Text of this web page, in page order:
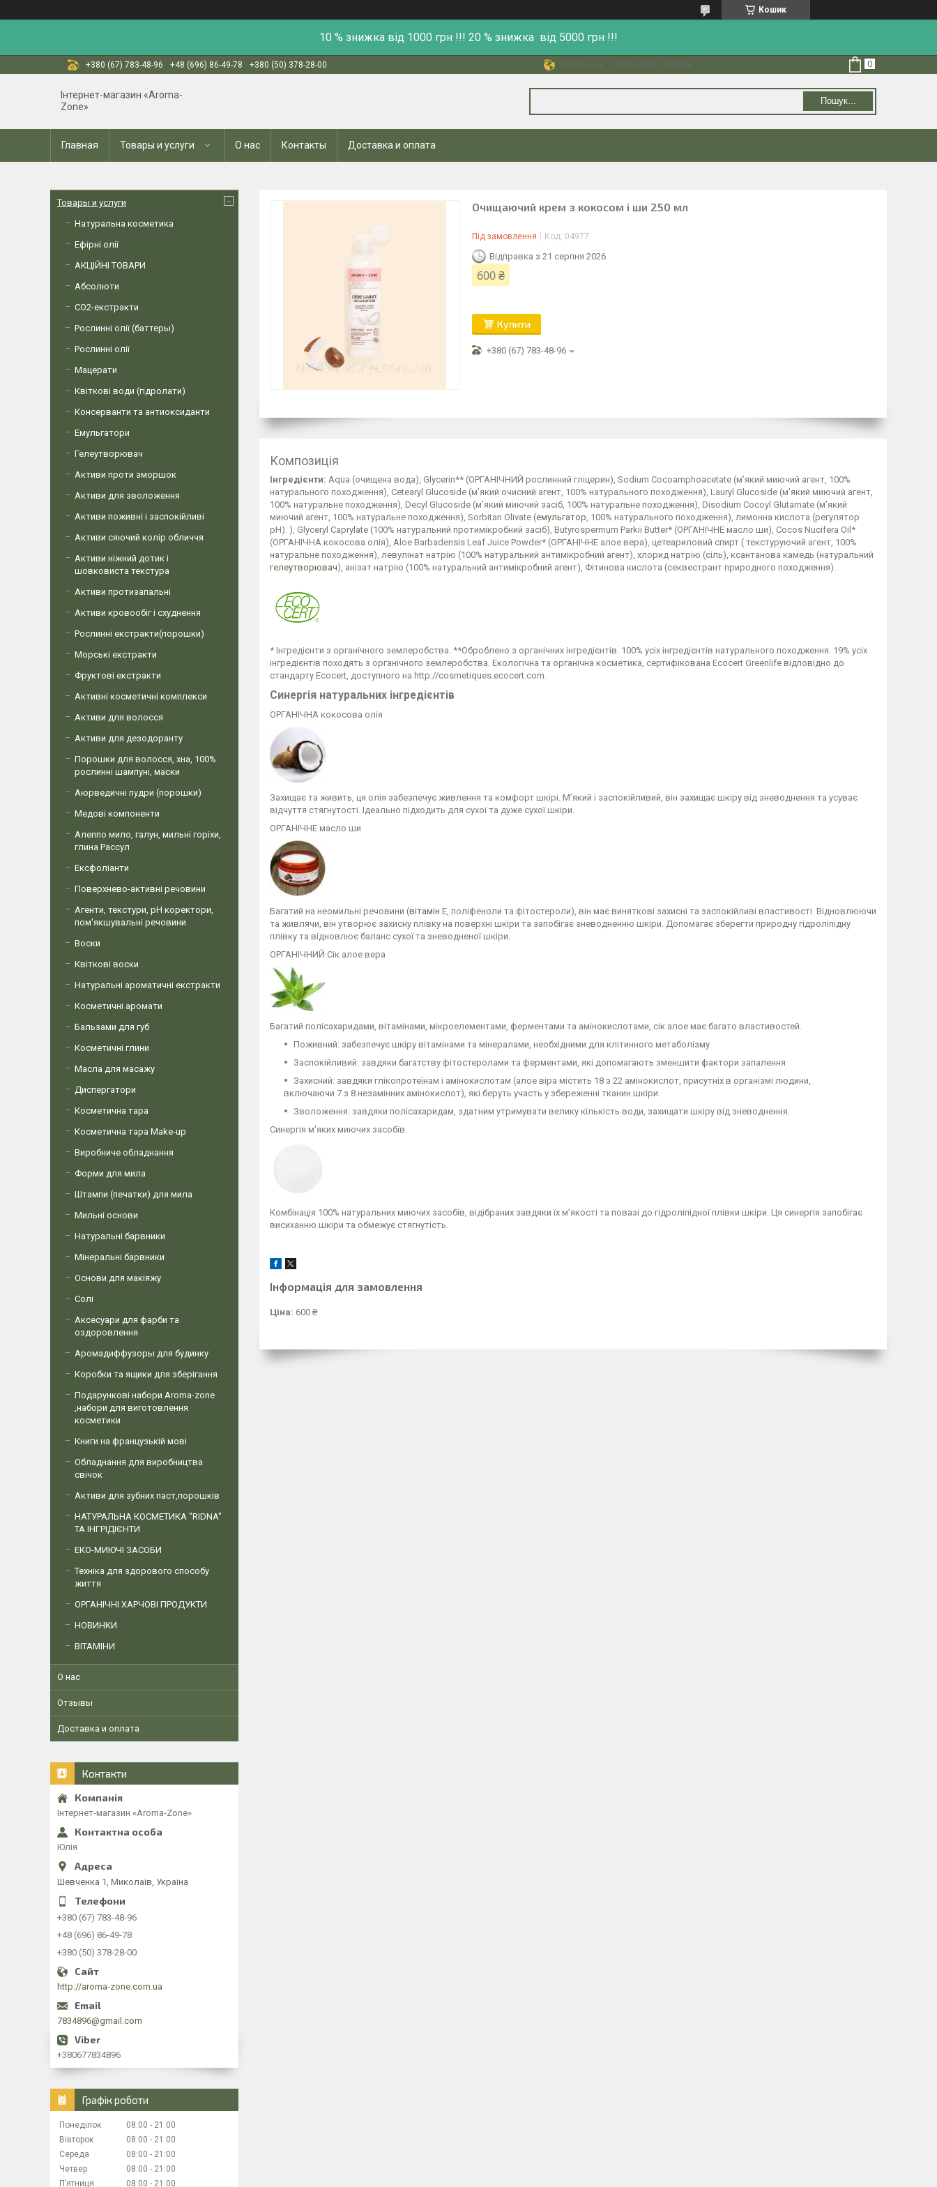
Кошик
10 % знижка від 1000 грн !!! 20 % знижка від 5000 грн !!!
+380 (67) 783-48-96 +48 (696) 86-49-78 +380 (50) 378-28-00 Шевченка 1, Миколаїв, Україна
Інтернет-магазин «Aroma-
Zone»
Пошук...
Главная Товары и услуги О нас Контакты Доставка и оплата
Очищаючий крем з кокосом і ши 250 мл
Під замовлення Код: 04977
Відправка з 21 серпня 2026
600 ₴
Купити
+380 (67) 783-48-96
Композиція
Інгредієнти: Aqua (очищена вода), Glycerin** (ОРГАНІЧНИЙ рослинний гліцерин), Sodium Cocoamphoacetate (м’який миючий агент, 100%
натурального походження), Cetearyl Glucoside (м’який очисний агент, 100% натурального походження), Lauryl Glucoside (м’який миючий агент,
100% натуральне походження), Decyl Glucoside (м’який миючий засіб, 100% натуральне походження), Disodium Cocoyl Glutamate (м’який
миючий агент, 100% натуральне походження), Sorbitan Olivate (емульгатор, 100% натурального походження), лимонна кислота (регулятор
pH). ), Glyceryl Caprylate (100% натуральний протимікробний засіб), Butyrospermum Parkii Butter* (ОРГАНІЧНЕ масло ши), Cocos Nucifera Oil*
(ОРГАНІЧНА кокосова олія), Aloe Barbadensis Leaf Juice Powder* (ОРГАНІЧНЕ алое вера), цетеариловий спирт ( текстуруючий агент, 100%
натуральне походження), левулінат натрію (100% натуральний антимікробний агент), хлорид натрію (сіль), ксантанова камедь (натуральний
гелеутворювач), анізат натрію (100% натуральний антимікробний агент), Фітинова кислота (секвестрант природного походження).
* Інгредієнти з органічного землеробства. **Оброблено з органічних інгредієнтів. 100% усіх інгредієнтів натурального походження. 19% усіх
інгредієнтів походять з органічного землеробства. Екологічна та органічна косметика, сертифікована Ecocert Greenlife відповідно до
стандарту Ecocert, доступного на http://cosmetiques.ecocert.com.
Синергія натуральних інгредієнтів
ОРГАНІЧНА кокосова олія
Захищає та живить, ця олія забезпечує живлення та комфорт шкірі. М’який і заспокійливий, він захищає шкіру від зневоднення та усуває
відчуття стягнутості. Ідеально підходить для сухої та дуже сухої шкіри.
ОРГАНІЧНЕ масло ши
Багатий на неомильні речовини (вітамін Е, поліфеноли та фітостероли), він має виняткові захисні та заспокійливі властивості. Відновлюючи
та живлячи, він утворює захисну плівку на поверхні шкіри та запобігає зневодненню шкіри. Допомагає зберегти природну гідроліпідну
плівку та відновлює баланс сухої та зневодненої шкіри.
ОРГАНІЧНИЙ Сік алое вера
Багатий полісахаридами, вітамінами, мікроелементами, ферментами та амінокислотами, сік алое має багато властивостей.
Поживний: забезпечує шкіру вітамінами та мінералами, необхідними для клітинного метаболізму
Заспокійливий: завдяки багатству фітостеролами та ферментами, які допомагають зменшити фактори запалення
Захисний: завдяки глікопротеїнам і амінокислотам (алое віра містить 18 з 22 амінокислот, присутніх в організмі людини,
включаючи 7 з 8 незамінних амінокислот), які беруть участь у збереженні тканин шкіри.
Зволоження: завдяки полісахаридам, здатним утримувати велику кількість води, захищати шкіру від зневоднення.
Синергія м'яких миючих засобів
Комбінація 100% натуральних миючих засобів, відібраних завдяки їх м’якості та повазі до гідроліпідної плівки шкіри. Ця синергія запобігає
висиханню шкіри та обмежує стягнутість.
Інформація для замовлення
Ціна: 600 ₴
Товары и услуги
Натуральна косметика
Ефірні олії
АКЦІЙНІ ТОВАРИ
Абсолюти
СО2-екстракти
Рослинні олії (баттеры)
Рослинні олії
Мацерати
Квіткові води (гідролати)
Консерванти та антиоксиданти
Емульгатори
Гелеутворювач
Активи проти зморшок
Активи для зволоження
Активи поживні і заспокійливі
Активи сяючий колір обличчя
Активи ніжний дотик і
шовковиста текстура
Активи протизапальні
Активи кровообіг і схуднення
Рослинні екстракти(порошки)
Морські екстракти
Фруктові екстракти
Активні косметичні комплекси
Активи для волосся
Активи для дезодоранту
Порошки для волосся, хна, 100%
рослинні шампуні, маски
Аюрведичні пудри (порошки)
Медові компоненти
Алеппо мило, галун, мильні горіхи,
глина Рассул
Ексфоліанти
Поверхнево-активні речовини
Агенти, текстури, рН коректори,
пом'якшувальні речовини
Воски
Квіткові воски
Натуральні ароматичні екстракти
Косметичні аромати
Бальзами для губ
Косметичні глини
Масла для масажу
Диспергатори
Косметична тара
Косметична тара Make-up
Виробниче обладнання
Форми для мила
Штампи (печатки) для мила
Мильні основи
Натуральні барвники
Мінеральні барвники
Основи для макіяжу
Солі
Аксесуари для фарби та
оздоровлення
Аромадиффузоры для будинку
Коробки та ящики для зберігання
Подарункові набори Aroma-zone
,набори для виготовлення
косметики
Книги на французькій мові
Обладнання для виробництва
свічок
Активи для зубних паст,порошків
НАТУРАЛЬНА КОСМЕТИКА "RIDNA"
ТА ІНГРІДІЄНТИ
ЕКО-МИЮЧІ ЗАСОБИ
Техніка для здорового способу
життя
ОРГАНІЧНІ ХАРЧОВІ ПРОДУКТИ
НОВИНКИ
ВІТАМІНИ
О нас
Отзывы
Доставка и оплата
Контакти
Інтернет-магазин «Aroma-Zone»
Юлія
Шевченка 1, Миколаїв, Україна
+380 (67) 783-48-96
+48 (696) 86-49-78
+380 (50) 378-28-00
http://aroma-zone.com.ua
7834896@gmail.com
+380677834896
Графік роботи
Понеділок 08:00
21:00
Вівторок
08:00
21:00
Середа
08:00
21:00
Четвер
08:00
21:00
Пʼятниця
08:00 21:00